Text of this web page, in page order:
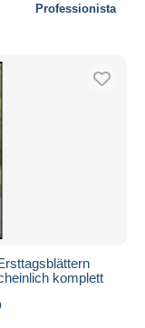
Professionista
komplett